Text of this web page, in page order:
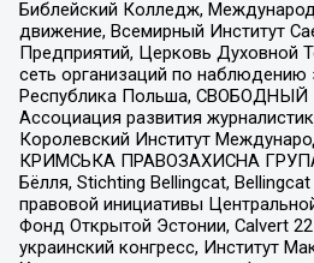
Библейский Колледж,
движение, Всемирный Институт
Предприятий, Церковь Духовной
сеть организаций по наблюдению
Республика Польша,
Ассоциация развития
Королевский Институт
КРИМСЬКА ПРАВОЗАХИСНА
Бёлля, Stichting Bellingcat,
правовой инициативы
Фонд Открытой Эстонии, Calvert
украинский конгресс, Институт